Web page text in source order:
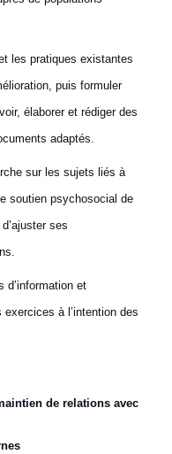
les pratiques existantes
puis formuler
élaborer et rédiger des
adaptés.
sur les sujets liés à
soutien psychosocial de
ses
d’information et
à l’intention des
de relations avec